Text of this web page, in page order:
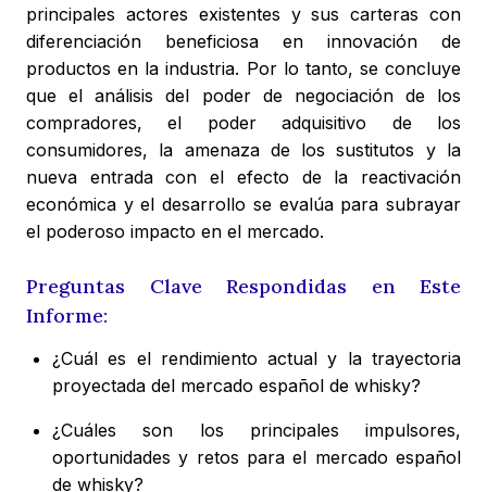
principales actores existentes y sus carteras con
diferenciación beneficiosa en innovación de
productos en la industria. Por lo tanto, se concluye
que el análisis del poder de negociación de los
compradores, el poder adquisitivo de los
consumidores, la amenaza de los sustitutos y la
nueva entrada con el efecto de la reactivación
económica y el desarrollo se evalúa para subrayar
el poderoso impacto en el mercado.
Preguntas Clave Respondidas en Este
Informe:
¿Cuál es el rendimiento actual y la trayectoria
proyectada del mercado español de whisky?
¿Cuáles son los principales impulsores,
oportunidades y retos para el mercado español
de whisky?